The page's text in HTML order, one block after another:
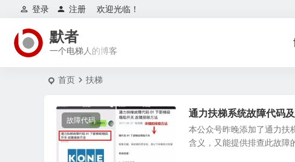
欢迎光临！
登录 注册
默者
一个电梯人的博客
首页 扶梯
故障代码
通力扶梯系统故障代码
本公众号昨晚添加了通力扶
含义，又能提供排查此故